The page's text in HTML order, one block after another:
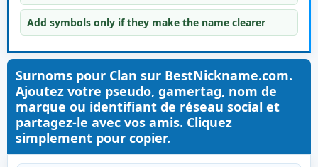
Add symbols only if they make the name clearer
Surnoms pour Clan sur BestNickname.com.
Ajoutez votre pseudo, gamertag, nom de
marque ou identifiant de réseau social et
partagez-le avec vos amis. Cliquez
simplement pour copier.